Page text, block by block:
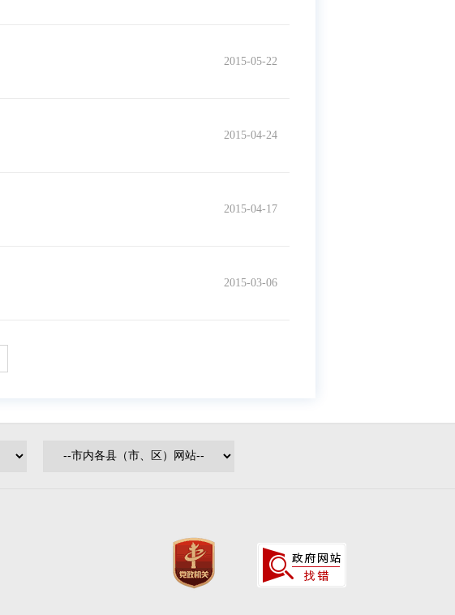
2015-05-22
2015-04-24
2015-04-17
2015-03-06